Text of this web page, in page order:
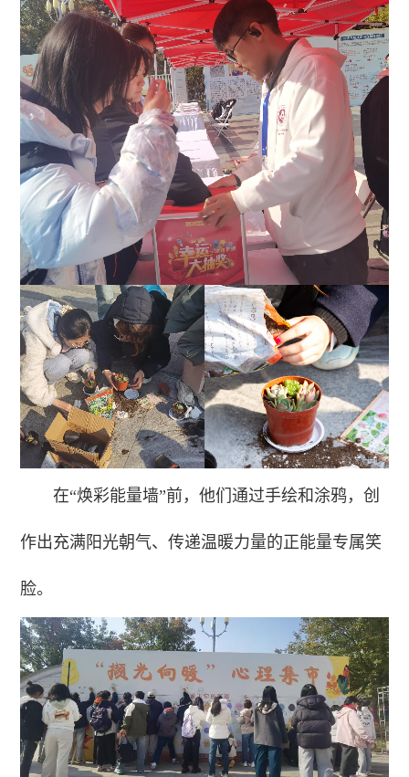
在“焕彩能量墙”前，他们通过手绘和涂鸦，创
作出充满阳光朝气、传递温暖力量的正能量专属笑
脸。